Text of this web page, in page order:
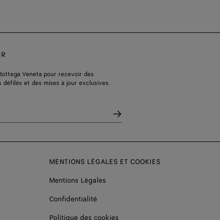
Veneta pour recevoir des
et des mises à jour exclusives.
MENTIONS LÉGALES ET COOKIES
Mentions Légales
Confidentialité
Politique des cookies